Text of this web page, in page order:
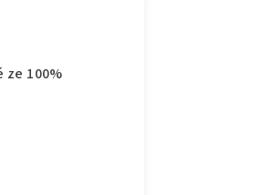
100%